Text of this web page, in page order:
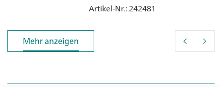
Artikel-Nr.: 242481
Mehr anzeigen
Mehr anzeigen